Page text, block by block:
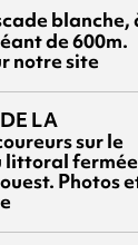
blanche,
de 600m.
notre site
LA
sur le
littoral fermée
Photos